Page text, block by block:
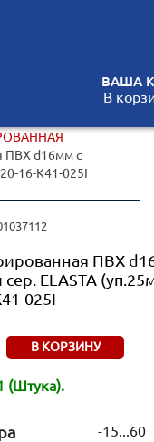
ВАША
В
ПВХ d16мм с
16-K41-025I
ПВХ
ELASTA
025I
В КОРЗИНУ
(Штука).
-15...60